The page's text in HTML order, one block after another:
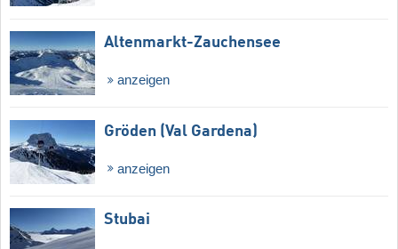
Altenmarkt-Zauchensee
anzeigen
Gröden (Val Gardena)
anzeigen
Stubai